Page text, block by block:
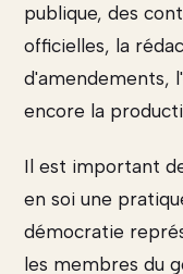
publique, des
officielles, la
d'amendements,
encore la
Il est important
en soi une
démocratie
les membres du